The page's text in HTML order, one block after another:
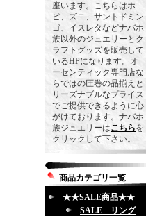
座います。こちらはホ
ピ、ズニ、サントドミン
ゴ、イスレタなどナバホ
族以外のジュエリーとク
ラフトグッズを販売して
いるHPになります。オ
ーセンティック専門店な
らではの圧巻の品揃えと
リーズナブルなプライス
でご提供できるように心
がけております。ナバホ
族ジュエリーはこちらを
クリックして下さい。
商品カテゴリ一覧
★★SALE商品★★
SALE リング